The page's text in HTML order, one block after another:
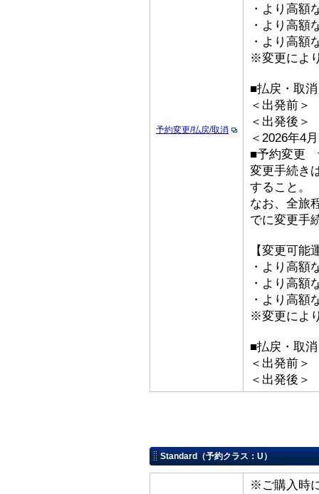
予約変更/払戻/取消
・より高額
・より高額
・より高額
※変更によ
■払戻・取消
＜出発前＞
＜出発後
＜2026年4
■予約変更
変更手続き
すること。
なお、全旅
でに変更手
【変更可能
・より高額
・より高額
・より高額
※変更によ
■払戻・取消
＜出発前＞
＜出発後
Standard（予約クラス：U）
※ご購入時